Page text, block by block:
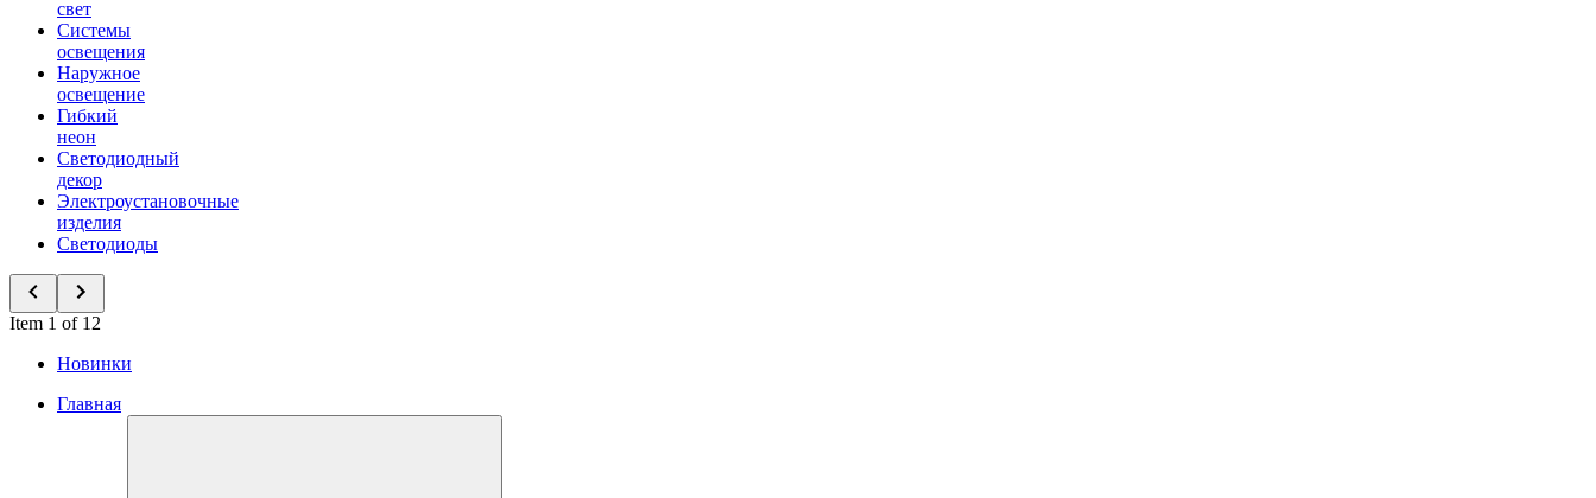
свет
Системы
освещения
Наружное
освещение
Гибкий
неон
Светодиодный
декор
Электроустановочные
изделия
Светодиоды
Item 1 of 12
Новинки
Главная